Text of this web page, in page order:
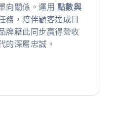
向關係。運用 點數與
務，陪伴顧客達成目
牌藉此同步贏得營收
的深層忠誠。